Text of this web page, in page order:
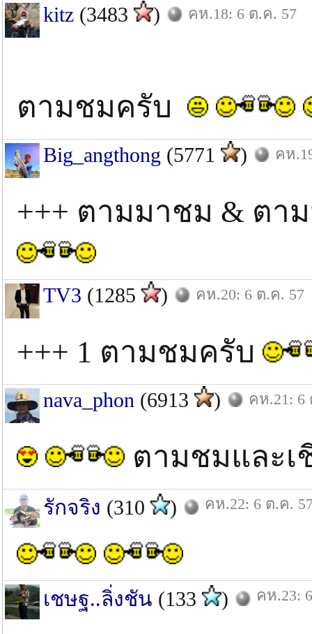
kitz (3483 ) คห.18: 6 ต.ค. 57
ตามชมครับ
Big_angthong (5771 ) คห
+++ ตามมาชม & ตา
TV3 (1285 ) คห.20: 6 ต.ค. 57
+++ 1 ตามชมครับ
nava_phon (6913 ) คห.21: 6
ตามชมและ
รักจริง (310 ) คห.22: 6 ต.ค.
เชษฐ..ลิ่งชัน (133 ) คห.23: